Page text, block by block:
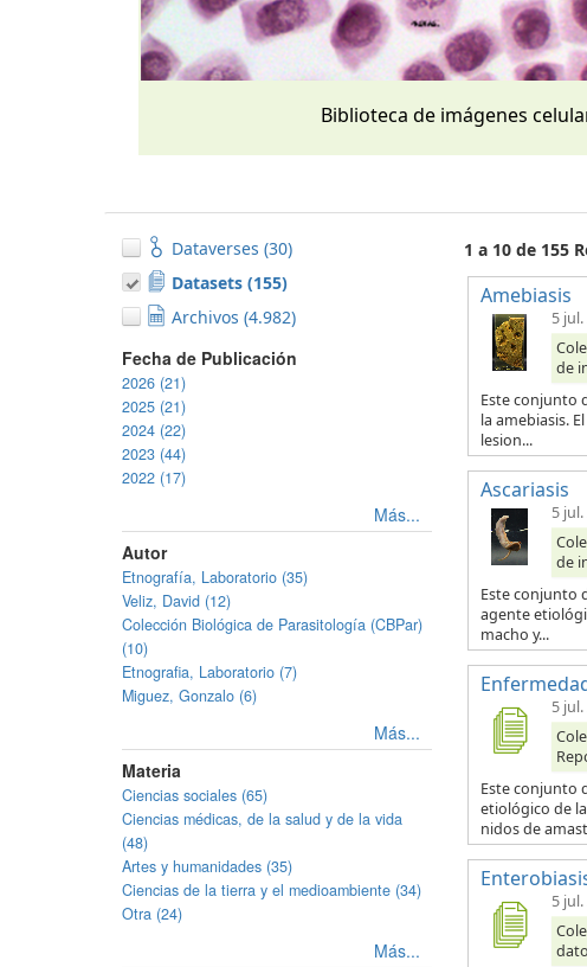
Biblioteca de imágenes
Dataverses (30)
Datasets (155)
Archivos (4.982)
Fecha de Publicación
2026 (21)
2025 (21)
2024 (22)
2023 (44)
2022 (17)
Más...
Autor
Etnografía, Laboratorio (35)
Veliz, David (12)
Colección Biológica de Parasitología (CBPar)
(10)
Etnografia, Laboratorio (7)
Miguez, Gonzalo (6)
Más...
Materia
Ciencias sociales (65)
Ciencias médicas, de la salud y de la vida
(48)
Artes y humanidades (35)
Ciencias de la tierra y el medioambiente (34)
Otra (24)
Más...
1 a 10 de 155
Amebiasis
5
de
Este conjunto
la amebiasis.
lesion...
Ascariasis
5
de
Este conjunto
agente
macho y...
5
Este conjunto
etiológico de
nidos de
5